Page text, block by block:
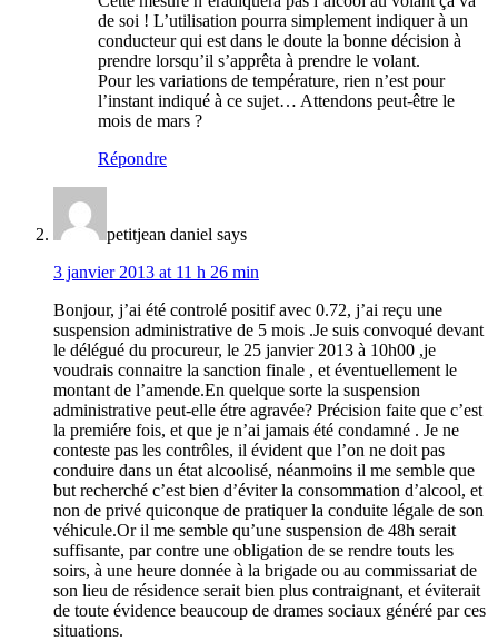
de soi ! L’utilisation pourra simplement indiquer à un
conducteur qui est dans le doute la bonne décision à
prendre lorsqu’il s’apprêta à prendre le volant.
Pour les variations de température, rien n’est pour
l’instant indiqué à ce sujet… Attendons peut-être le
mois de mars ?
Répondre
petitjean daniel says
3 janvier 2013 at 11 h 26 min
Bonjour, j’ai été controlé positif avec 0.72, j’ai reçu une
suspension administrative de 5 mois .Je suis convoqué devant
le délégué du procureur, le 25 janvier 2013 à 10h00 ,je
voudrais connaitre la sanction finale , et éventuellement le
montant de l’amende.En quelque sorte la suspension
administrative peut-elle étre agravée? Précision faite que c’est
la premiére fois, et que je n’ai jamais été condamné . Je ne
conteste pas les contrôles, il évident que l’on ne doit pas
conduire dans un état alcoolisé, néanmoins il me semble que
but recherché c’est bien d’éviter la consommation d’alcool, et
non de privé quiconque de pratiquer la conduite légale de son
véhicule.Or il me semble qu’une suspension de 48h serait
suffisante, par contre une obligation de se rendre touts les
soirs, à une heure donnée à la brigade ou au commissariat de
son lieu de résidence serait bien plus contraignant, et éviterait
de toute évidence beaucoup de drames sociaux généré par ces
situations.